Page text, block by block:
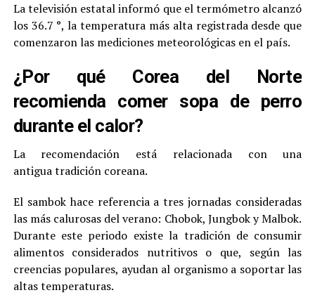
La televisión estatal informó que el termómetro alcanzó
los 36.7 °, la temperatura más alta registrada desde que
comenzaron las mediciones meteorológicas en el país.
¿Por qué Corea del Norte
recomienda comer sopa de perro
durante el calor?
La recomendación está relacionada con una
antigua tradición coreana.
El sambok hace referencia a tres jornadas consideradas
las más calurosas del verano: Chobok, Jungbok y Malbok.
Durante este periodo existe la tradición de consumir
alimentos considerados nutritivos o que, según las
creencias populares, ayudan al organismo a soportar las
altas temperaturas.